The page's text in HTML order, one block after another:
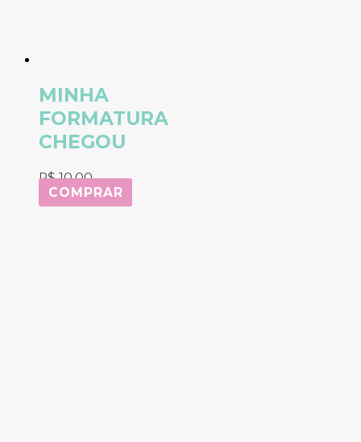
MINHA
FORMATURA
CHEGOU
R$10,00
COMPRAR